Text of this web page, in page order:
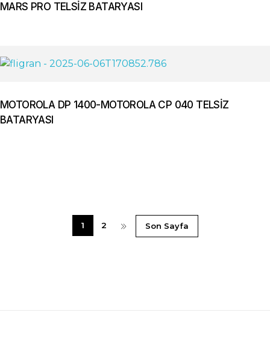
MARS PRO TELSİZ BATARYASI
MOTOROLA DP 1400-MOTOROLA CP 040 TELSİZ
BATARYASI
1 2 Son Sayfa